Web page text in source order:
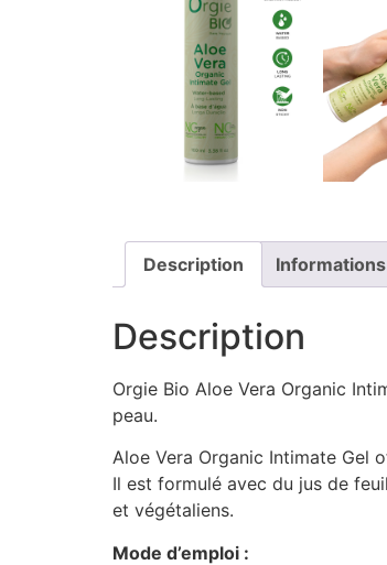
Description
Description
Orgie Bio Aloe Vera Organic
peau.
Aloe Vera Organic Intimate Gel
Il est formulé avec du jus de
et végétaliens.
Mode d’emploi :